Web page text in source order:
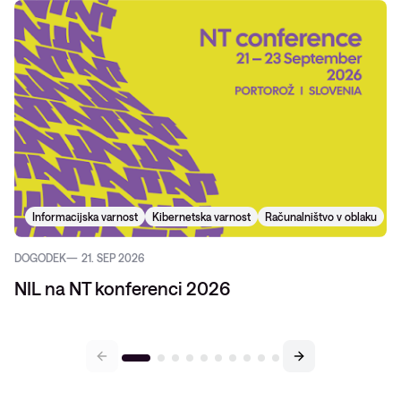
Informacijska varnost Kibernetska varnost Računalništvo v oblaku
DOGODEK 21. SEP 2026
NIL na NT konferenci 2026